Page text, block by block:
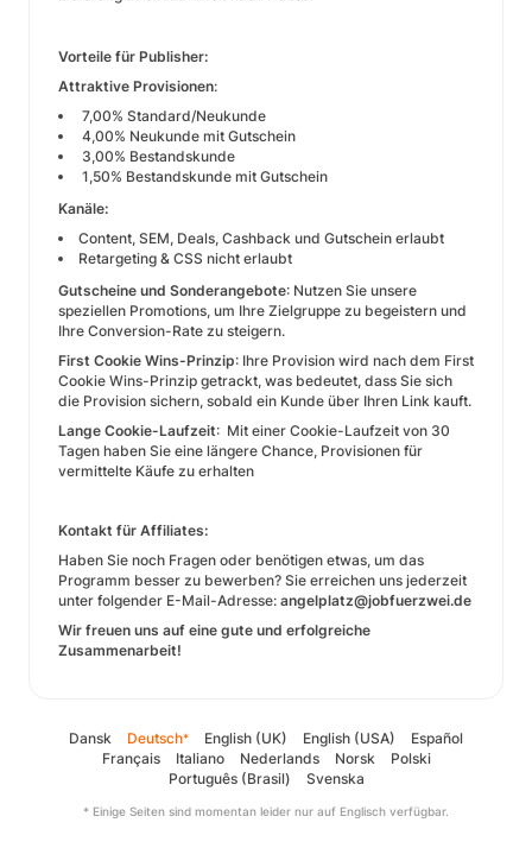
Vorteile für Publisher:
Attraktive Provisionen:
7,00% Standard/Neukunde
4,00% Neukunde mit Gutschein
3,00% Bestandskunde
1,50% Bestandskunde mit Gutschein
Kanäle:
Content, SEM, Deals, Cashback und Gutschein erlaubt
Retargeting & CSS nicht erlaubt
Gutscheine und Sonderangebote: Nutzen Sie unsere
speziellen Promotions, um Ihre Zielgruppe zu begeistern und
Ihre Conversion-Rate zu steigern.
First Cookie Wins-Prinzip: Ihre Provision wird nach dem First
Cookie Wins-Prinzip getrackt, was bedeutet, dass Sie sich
die Provision sichern, sobald ein Kunde über Ihren Link kauft.
Lange Cookie-Laufzeit: Mit einer Cookie-Laufzeit von 30
Tagen haben Sie eine längere Chance, Provisionen für
vermittelte Käufe zu erhalten
Kontakt für Affiliates:
Haben Sie noch Fragen oder benötigen etwas, um das
Programm besser zu bewerben? Sie erreichen uns jederzeit
unter folgender E-Mail-Adresse: angelplatz@jobfuerzwei.de
Wir freuen uns auf eine gute und erfolgreiche
Zusammenarbeit!
Dansk Deutsch* English (UK) English (USA)
Español
Français
Italiano Nederlands Norsk
Polski
Português (Brasil)
Svenska
* Einige Seiten sind momentan leider nur auf Englisch verfügbar.